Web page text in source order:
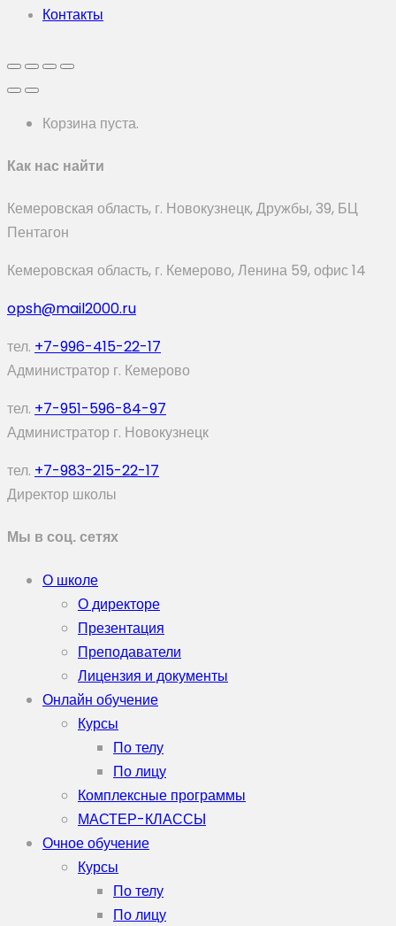
Контакты
Корзина пуста.
Как нас найти
Кемеровская область, г. Новокузнецк, Дружбы, 39, БЦ
Пентагон
Кемеровская область, г. Кемерово, Ленина 59, офис 14
opsh@mail2000.ru
тел. +7-996-415-22-17
Администратор г. Кемерово
тел. +7-951-596-84-97
Администратор г. Новокузнецк
тел. +7-983-215-22-17
Директор школы
Мы в соц. сетях
О школе
О директоре
Презентация
Преподаватели
Лицензия и документы
Онлайн обучение
Курсы
По телу
По лицу
Комплексные программы
МАСТЕР-КЛАССЫ
Очное обучение
Курсы
По телу
По лицу